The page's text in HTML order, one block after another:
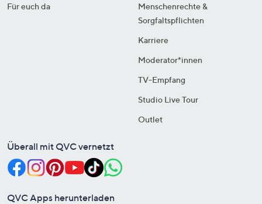
Für euch da
Menschenrechte &
Sorgfaltspflichten
Karriere
Moderator*innen
TV-Empfang
Studio Live Tour
Outlet
Überall mit QVC vernetzt
QVC Apps herunterladen